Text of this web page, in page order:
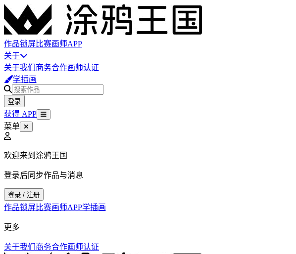
作品锁屏比赛画师APP
关于
关于我们 商务合作画师认证
学插画
登录
获得 APP
菜单
欢迎来到涂鸦王国
登录后同步作品与消息
登录 / 注册
作品锁屏比赛画师APP学插画
更多
关于我们 商务合作画师认证